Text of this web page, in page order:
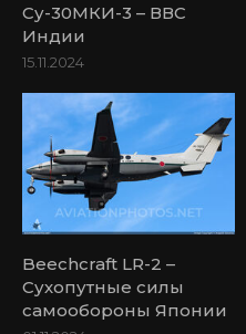
Су-30МКИ-3 – ВВС
Индии
15.11.2024
Beechcraft LR-2 –
Сухопутные силы
самообороны Японии